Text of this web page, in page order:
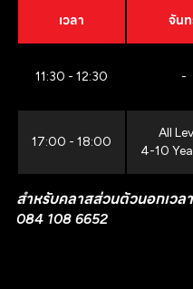
เวลา จัน
11:30 - 12:30 -
17:00 - 18:00
All
4-10
สำหรับคลาสส่วนตัวนอกเ
084 108 6652